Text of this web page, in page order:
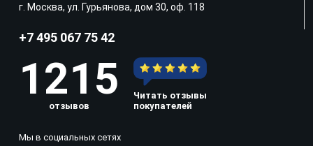
г. Москва, ул. Гурьянова, дом 30, оф. 118
+7 495 067 75 42
1215
отзывов
Читать отзывы
покупателей
Мы в социальных сетях